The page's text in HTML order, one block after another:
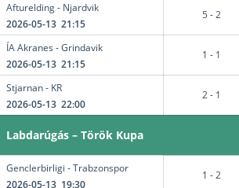
Afturelding - Njardvik
2026-05-13 21:15
5 - 2
ÍA Akranes - Grindavik
2026-05-13 21:15
1 - 1
Stjarnan - KR
2026-05-13 22:00
2 - 1
Labdarúgás – Török Kupa
Genclerbirligi - Trabzonspor
2026-05-13 19:30
1 - 2